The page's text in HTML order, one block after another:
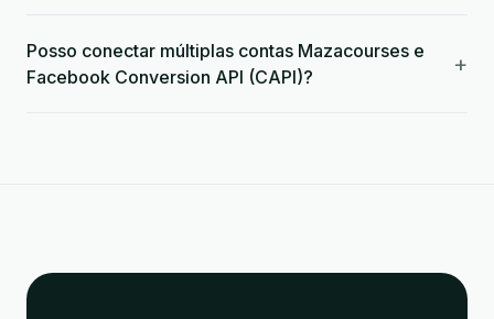
Posso conectar múltiplas contas Mazacourses e
Facebook Conversion API (CAPI)?
+